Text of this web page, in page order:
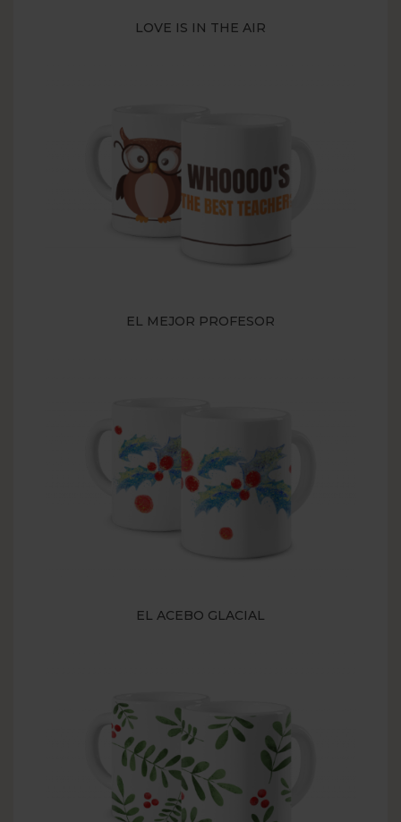
LOVE IS IN THE AIR
EL MEJOR PROFESOR
EL ACEBO GLACIAL